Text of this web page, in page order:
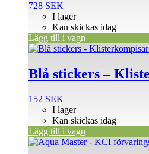
728 SEK
I lager
Kan skickas idag
Lägg till i vagn
Blå stickers –
152 SEK
I lager
Kan skickas idag
Lägg till i vagn